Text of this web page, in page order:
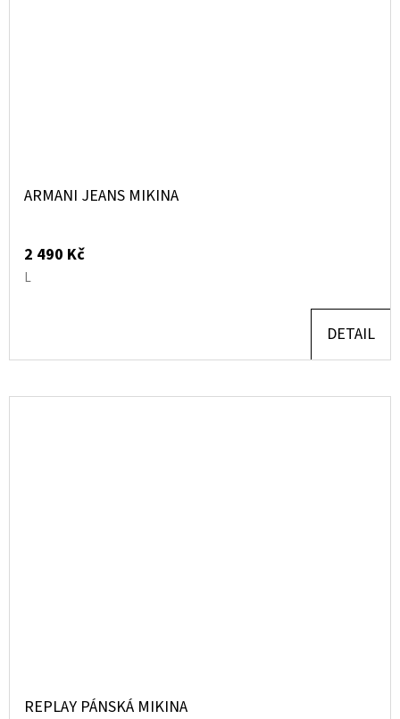
ARMANI JEANS MIKINA
2 490 Kč
L
DETAIL
REPLAY PÁNSKÁ MIKINA